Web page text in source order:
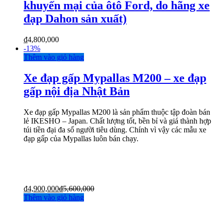
khuyến mại của ôtô Ford, do hãng xe
đạp Dahon sản xuất)
₫4,800,000
-13%
Thêm vào giỏ hàng
Xe đạp gấp Mypallas M200 – xe đạp
gấp nội địa Nhật Bản
Xe đạp gấp Mypallas M200 là sản phẩm thuộc tập đoàn bán
lẻ IKESHO – Japan. Chất lượng tốt, bền bỉ và giá thành hợp
túi tiền đại đa số người tiêu dùng. Chính vì vậy các mẫu xe
đạp gấp của Mypallas luôn bán chạy.
₫4,900,000₫5,600,000
Thêm vào giỏ hàng